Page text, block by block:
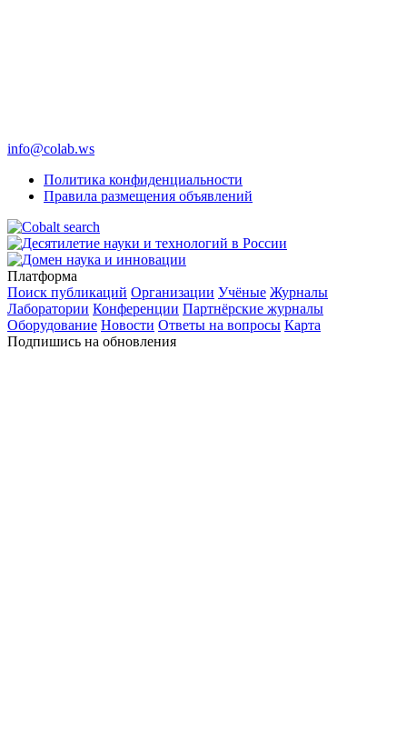
info@colab.ws
Политика конфиденциальности
Правила размещения объявлений
Платформа
Поиск публикаций Организации Учёные Журналы
Лаборатории Конференции Партнёрские журналы
Оборудование Новости Ответы на вопросы Карта
Подпишись на обновления